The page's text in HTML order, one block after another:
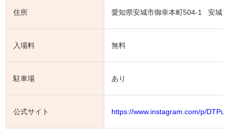
住所 愛知県安城市御幸本町504-1 安城
入場料 無料
駐車場 あり
公式サイト https://www.instagram.com/p/